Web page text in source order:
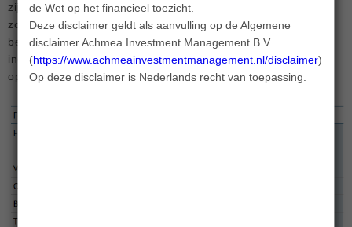
de Wet op het financieel toezicht.
Deze disclaimer geldt als aanvulling op de Algemene
disclaimer Achmea Investment Management B.V.
(https://www.achmeainvestmentmanagement.nl/disclaimer).
Op deze disclaimer is Nederlands recht van toepassing.
zijn beperkte rendementsverschillen, afgezien van kosten
zoals vermeld in het prospectus, ten opzichte van de
benchmark mogelijk. Het vermogensbeheer van het Fonds is
ingericht op basis van enhanced indexing uit oogpunt van
optimalisering van het rendement-risicoprofiel.